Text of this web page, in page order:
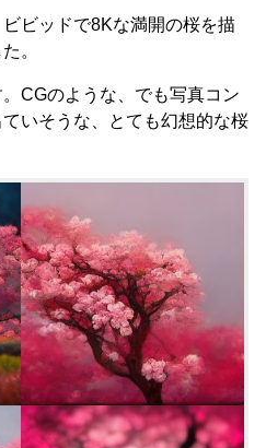
ビッドで8Kな満開の桜を描
。
CGのような、でも写真コン
いそうな、とても幻想的な桜